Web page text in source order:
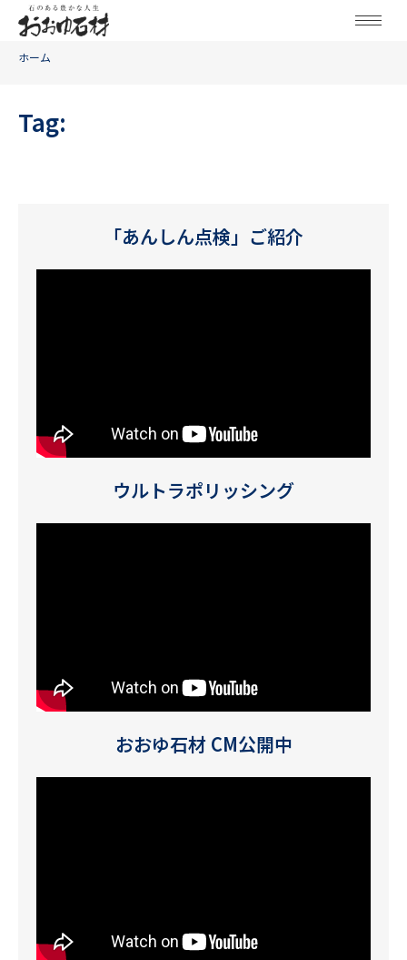
ホーム
Tag:
「あんしん点検」ご紹介
ウルトラポリッシング
おおゆ石材 CM公開中